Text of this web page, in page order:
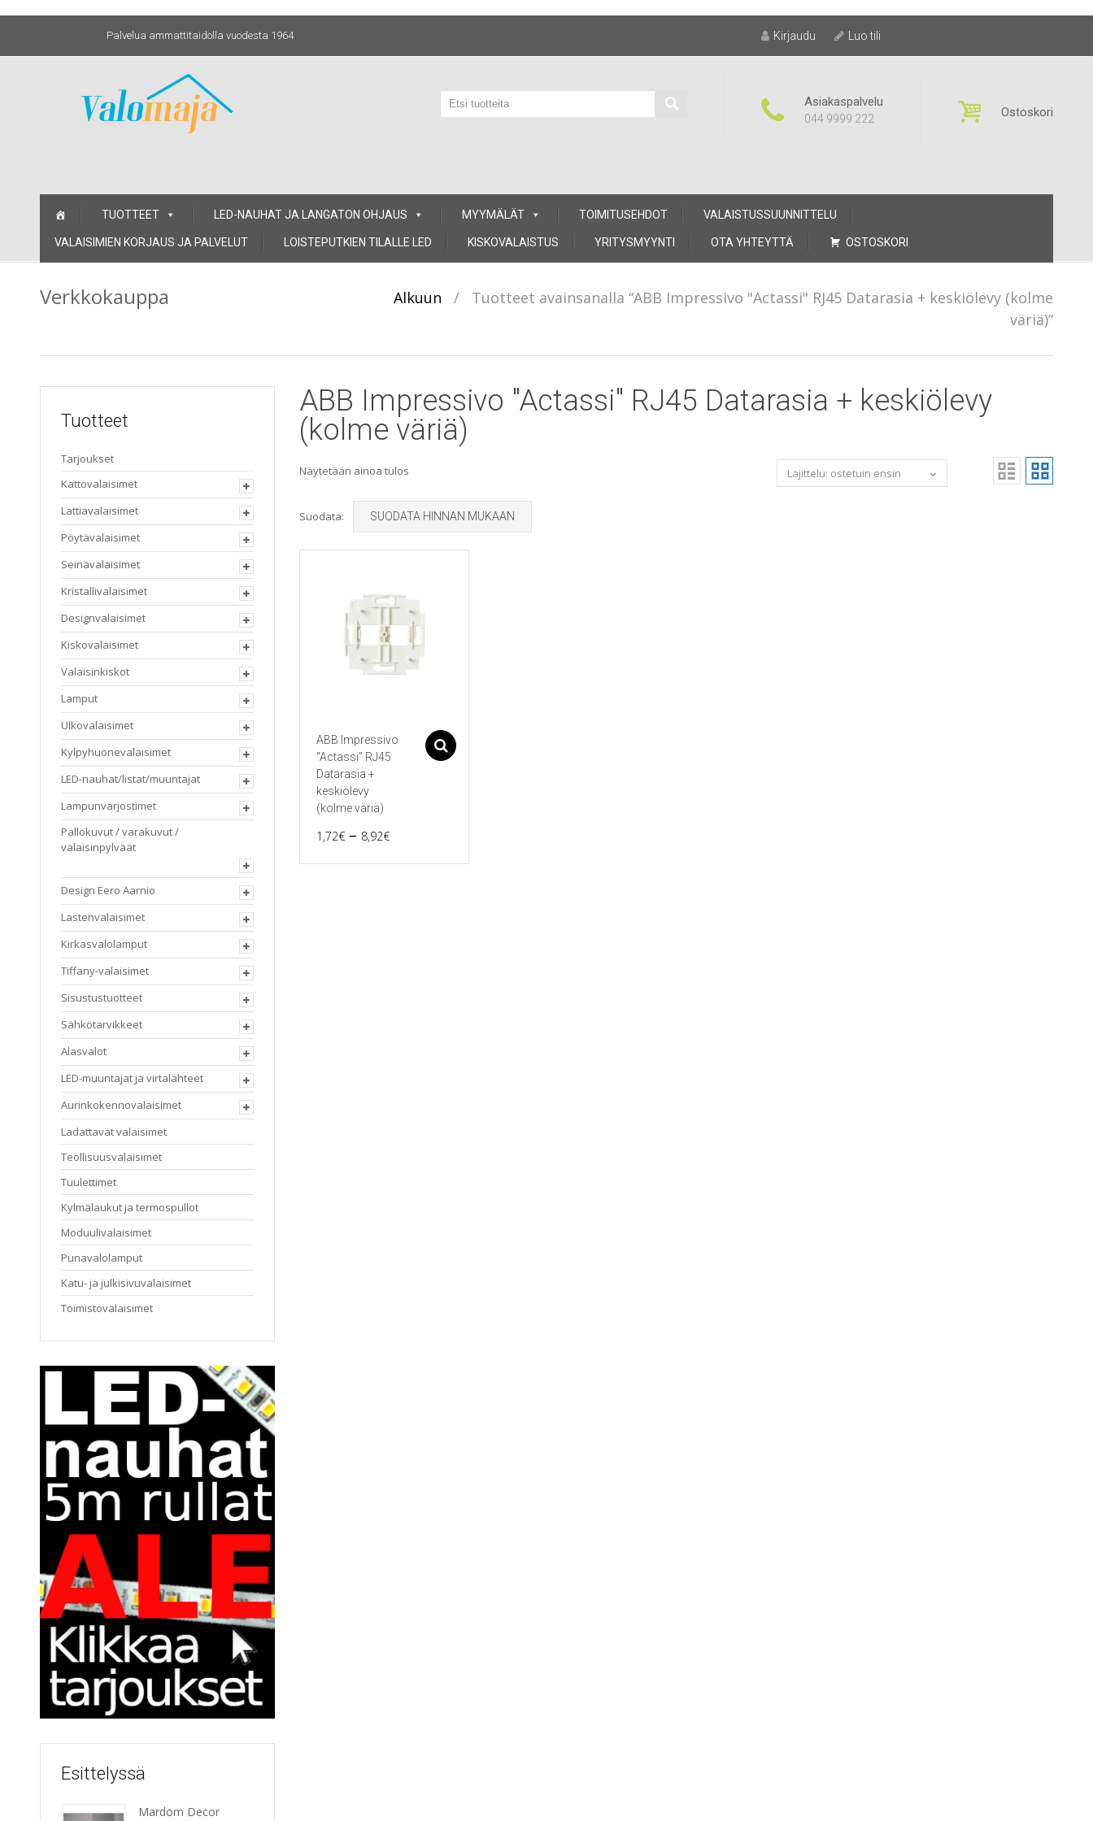
Palvelua ammattitaidolla vuodesta 1964 Kirjaudu Luo tili
Asiakaspalvelu
044 9999 222 Ostoskori
TUOTTEET LED-NAUHAT JA LANGATON OHJAUS MYYMÄLÄT TOIMITUSEHDOT VALAISTUSSUUNNITTELU
VALAISIMIEN KORJAUS JA PALVELUT LOISTEPUTKIEN TILALLE LED KISKOVALAISTUS YRITYSMYYNTI OTA YHTEYTTÄ OSTOSKORI
Verkkokauppa Alkuun /
Tuotteet avainsanalla “ABB Impressivo "Actassi" RJ45 Datarasia + keskiölevy (kolme
väriä)”
ABB Impressivo "Actassi" RJ45 Datarasia + keskiölevy
(kolme väriä)
Näytetään ainoa tulos
Suodata: SUODATA HINNAN MUKAAN
ABB Impressivo
“Actassi” RJ45
Datarasia +
keskiölevy
(kolme väriä)
1,72€ – 8,92€Price
range:
Tuotteet
Tarjoukset
Kattovalaisimet
Lattiavalaisimet
Pöytävalaisimet
Seinävalaisimet
Kristallivalaisimet
Designvalaisimet
Kiskovalaisimet
Valaisinkiskot
Lamput
Ulkovalaisimet
Kylpyhuonevalaisimet
LED-nauhat/listat/muuntajat
Lampunvarjostimet
Pallokuvut / varakuvut /
valaisinpylväät
Design Eero Aarnio
Lastenvalaisimet
Kirkasvalolamput
Tiffany-valaisimet
Sisustustuotteet
Sähkötarvikkeet
Alasvalot
LED-muuntajat ja virtalähteet
Aurinkokennovalaisimet
Ladattavat valaisimet
Teollisuusvalaisimet
Tuulettimet
Kylmälaukut ja termospullot
Moduulivalaisimet
Punavalolamput
Katu- ja julkisivuvalaisimet
Toimistovalaisimet
Esittelyssä
Mardom Decor